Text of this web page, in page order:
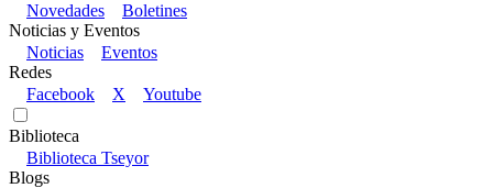
Novedades
Boletines
Noticias y Eventos
Noticias
Eventos
Redes
Facebook
X Youtube
Biblioteca
Biblioteca Tseyor
Blogs